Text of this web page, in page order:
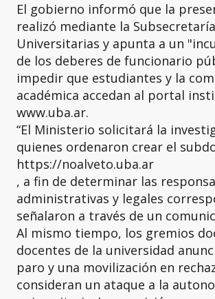
El gobierno informó que la
realizó mediante la
Universitarias y apunta a un
de los deberes de funcionario
impedir que estudiantes y la
académica accedan al portal
www.uba.ar.
“El Ministerio solicitará la
quienes ordenaron crear el
https://noalveto.uba.ar
, a fin de determinar las
administrativas y legales
señalaron a través de un
Al mismo tiempo, los gremios
docentes de la universidad
paro y una movilización en
consideran un ataque a la